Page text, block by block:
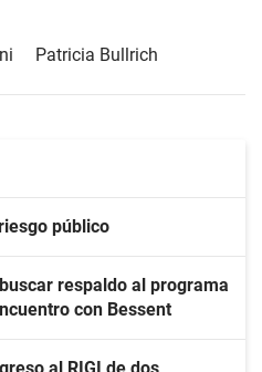
Patricia Bullrich
público
respaldo al programa
con Bessent